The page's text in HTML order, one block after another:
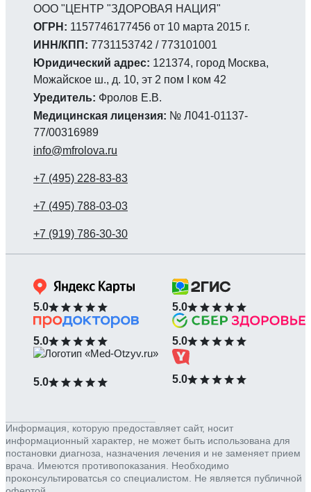
ООО "ЦЕНТР "ЗДОРОВАЯ НАЦИЯ"
ОГРН: 1157746177456 от 10 марта 2015 г.
ИНН/КПП: 7731153742 / 773101001
Юридический адрес: 121374, город Москва,
Можайское ш., д. 10, эт 2 пом I ком 42
Уредитель: Фролов Е.В.
Медицинская лицензия: № Л041-01137-
77/00316989
info@mfrolova.ru
5.0 5.0
5.0 5.0
5.0 5.0
Информация, которую предоставляет сайт, носит
информационный характер, не может быть использована для
постановки диагноза, назначения лечения и не заменяет прием
врача. Имеются противопоказания. Необходимо
проконсультироватсья со специалистом. Не является публичной